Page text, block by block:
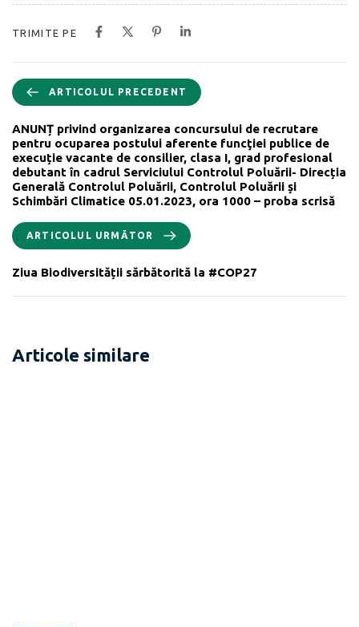
TRIMITE PE
ARTICOLUL PRECEDENT
ANUNȚ privind organizarea concursului de recrutare
pentru ocuparea postului aferente funcţiei publice de
execuție vacante de consilier, clasa I, grad profesional
debutant în cadrul Serviciului Controlul Poluării- Direcția
Generală Controlul Poluării, Controlul Poluării și
Schimbări Climatice 05.01.2023, ora 1000 – proba scrisă
ARTICOLUL URMĂTOR
Ziua Biodiversității sărbătorită la #COP27
Articole similare